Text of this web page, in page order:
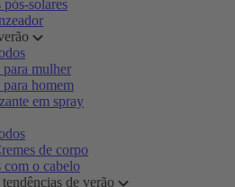
solares
para mulher
para homem
em spray
de corpo
com o cabelo
de verão